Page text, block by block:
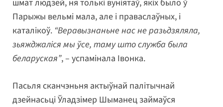
шмат людзей, ня толькі вуніятаў, якіх было ў
Парыжы вельмі мала, але і праваслаўных, і
каталікоў. “Веравызнаньне нас не разьдзяляла,
зьяжджаліся мы ўсе, таму што служба была
беларуская”, – успамінала Івонка.
Пасьля сканчэньня актыўнай палітычнай
дзейнасьці Ўладзімер Шыманец займаўся